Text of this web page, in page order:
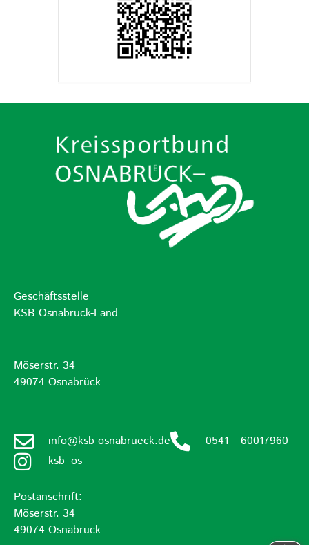
Geschäftsstelle
KSB Osnabrück-Land
Möserstr. 34
49074 Osnabrück
info@ksb-osnabrueck.de
0541 – 60017960
ksb_os
Postanschrift:
Möserstr. 34
49074 Osnabrück